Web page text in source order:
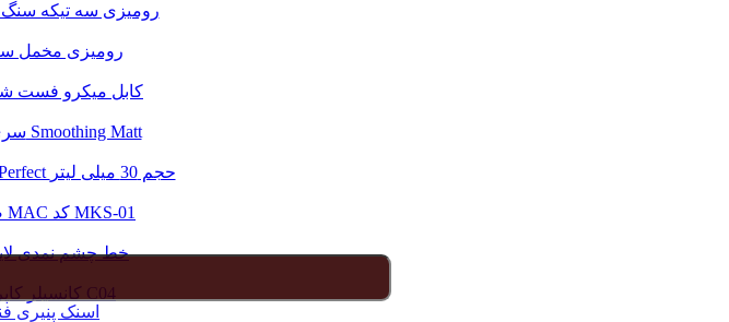
اسنک پنیری فنری 60
رومیزی سه تیکه
رومیزی مخمل سنگ
کابل میکرو فست
کرم پودر شون S02 سری Smoothing Matt
پرایمر صورت شون سری Perfect حجم 30 میلی لیتر
صابون لیفت ابرو مک MAC کد MKS-01
خط چشم نمدی
کانسیلر کاپرا سری نیو شماره C04